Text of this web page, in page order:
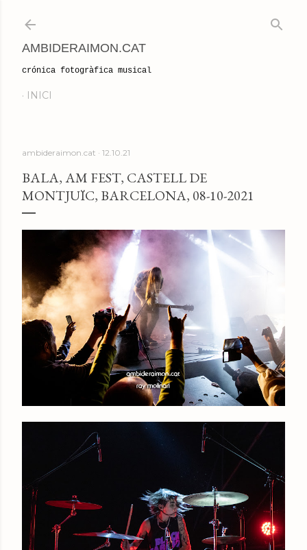
AMBIDERAIMON.CAT
crónica fotogràfica musical
INICI
ambideraimon.cat 12.10.21
BALA, AM FEST, CASTELL DE
MONTJUÏC, BARCELONA, 08-10-2021